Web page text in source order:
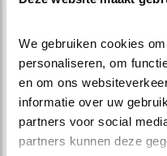
We gebruiken cookies
personaliseren, om
en om ons
informatie over uw
partners voor social
partners kunnen deze
tijdstippen dat de eieren
E2 zich ook weer netjes
het te verwachten
morgenvroeg 9:00.
En de tweede wekker
K1 uit dit eerste ei kan